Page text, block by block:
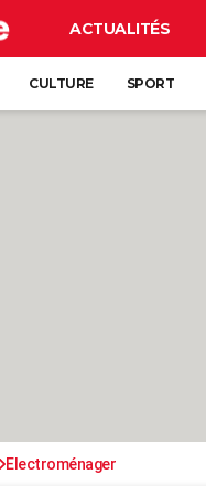
ACTUALITÉS
CULTURE SPORT
Electroménager